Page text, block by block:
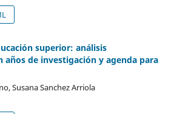
superior: análisis
años de investigación y agenda para
Susana Sanchez Arriola